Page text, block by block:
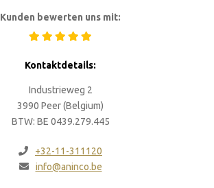
Kunden bewerten uns mit:
Kontaktdetails:
Industrieweg 2
3990 Peer (Belgium)
BTW: BE 0439.279.445
+32-11-311120
info@aninco.be